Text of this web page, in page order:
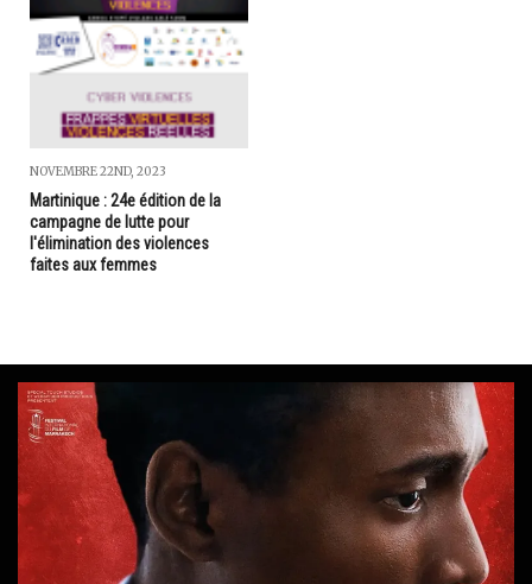
NOVEMBRE 22ND, 2023
Martinique : 24e édition de la
campagne de lutte pour
l'élimination des violences
faites aux femmes